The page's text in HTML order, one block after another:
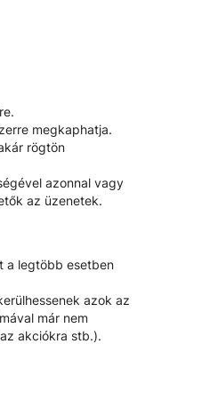
megkaphatja.
rögtön
azonnal vagy
az üzenetek.
a legtöbb esetben
azok az
már nem
akciókra stb.).